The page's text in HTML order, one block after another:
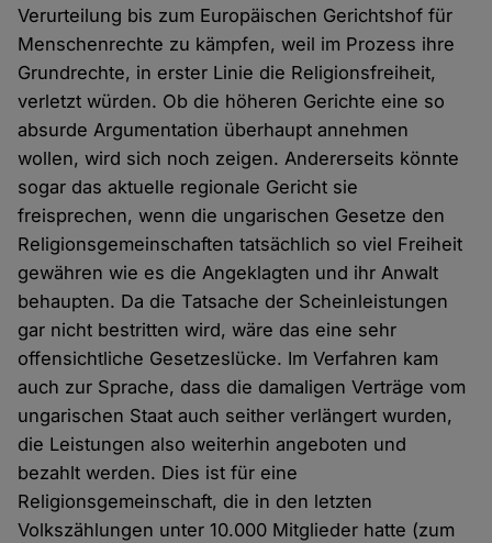
Verurteilung bis zum Europäischen Gerichtshof für
Menschenrechte zu kämpfen, weil im Prozess ihre
Grundrechte, in erster Linie die Religionsfreiheit,
verletzt würden. Ob die höheren Gerichte eine so
absurde Argumentation überhaupt annehmen
wollen, wird sich noch zeigen. Andererseits könnte
sogar das aktuelle regionale Gericht sie
freisprechen, wenn die ungarischen Gesetze den
Religionsgemeinschaften tatsächlich so viel Freiheit
gewähren wie es die Angeklagten und ihr Anwalt
behaupten. Da die Tatsache der Scheinleistungen
gar nicht bestritten wird, wäre das eine sehr
offensichtliche Gesetzeslücke. Im Verfahren kam
auch zur Sprache, dass die damaligen Verträge vom
ungarischen Staat auch seither verlängert wurden,
die Leistungen also weiterhin angeboten und
bezahlt werden. Dies ist für eine
Religionsgemeinschaft, die in den letzten
Volkszählungen unter 10.000 Mitglieder hatte (zum